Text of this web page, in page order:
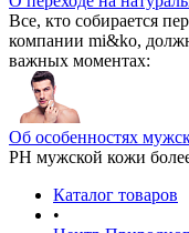
Все, кто собирается
компании mi&ko,
важных моментах:
Об особенностях
РН мужской кожи
Каталог товаров
•